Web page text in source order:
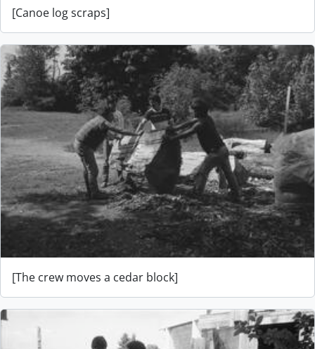
[Canoe log scraps]
[The crew moves a cedar block]